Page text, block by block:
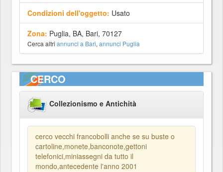
Condizioni dell'oggetto: Usato
Zona: Puglia, BA, Bari, 70127
Cerca altri annunci a Bari, annunci Puglia
CERCO
Collezionismo e Antichità
cerco vecchi francobolli anche se su buste o
cartoline,monete,banconote,gettoni
telefonici,miniassegni da tutto il
mondo,antecedente l'anno 2001